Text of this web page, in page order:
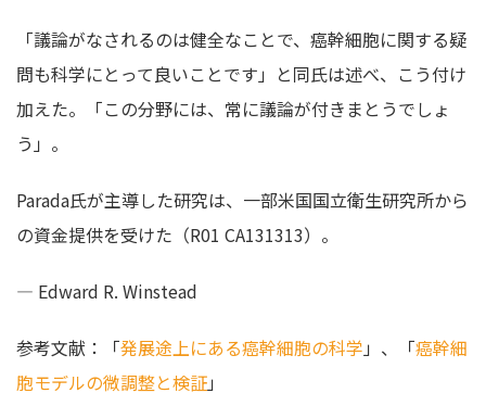
「議論がなされるのは健全なことで、癌幹細胞に関する疑
問も科学にとって良いことです」と同氏は述べ、こう付け
加えた。「この分野には、常に議論が付きまとうでしょ
う」。
Parada氏が主導した研究は、一部米国国立衛生研究所から
の資金提供を受けた（R01 CA131313）。
— Edward R. Winstead
参考文献：「発展途上にある癌幹細胞の科学 」、「癌幹細
胞モデルの微調整と検証」